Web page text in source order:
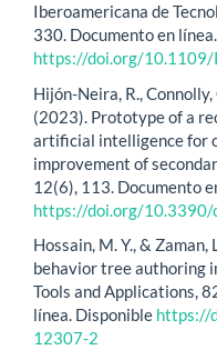
Iberoamericana de
330. Documento en
https://doi.org/
Hijón-Neira, R.,
(2023). Prototype of a
artificial intelligence for
improvement of
12(6), 113. Documento
https://doi.org/
Hossain, M. Y., &
behavior tree authoring
Tools and Applications,
línea. Disponible https://
12307-2